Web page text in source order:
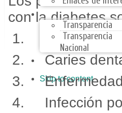
TRANSPARENCIA
Transparencia
Transparencia
Nacional
ARMONIZACIÓN
Skip to content
con la diabetes
1. Disfunción
2. Caries
3. Enfermedad
4. Infección